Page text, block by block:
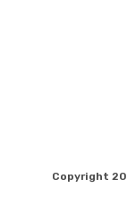
Copyright